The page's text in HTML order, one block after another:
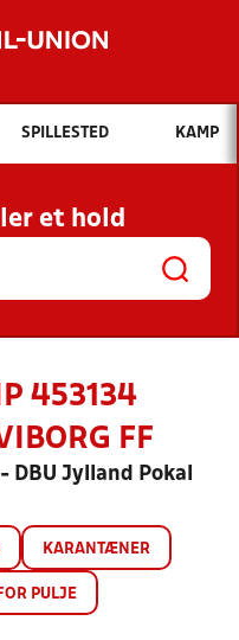
Hvad vil du søge efter?
OG NYHEDER
KLUBBER OG
SPILLESTED KAMP
et hold
453134
FF
DBU Jylland Pokal
KARANTÆNER
PULJE